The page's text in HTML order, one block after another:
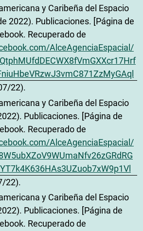
y Caribeña del Espacio
2022). Publicaciones. [Página de
Recuperado de
AlceAgenciaEspacial/
22).
y Caribeña del Espacio
Publicaciones. [Página de
Recuperado de
AlceAgenciaEspacial/
22).
y Caribeña del Espacio
Publicaciones. [Página de
Recuperado de